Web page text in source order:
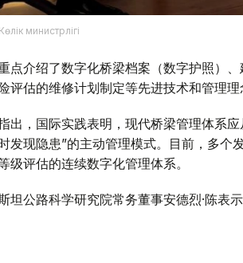
министрлігі
点介绍了数字化桥梁档案（数字护照）
评估的维修计划制定等先进技术和管理理
出，国际实践表明，现代桥梁管理体系
发现隐患”的主动管理模式。目前，多
级评估的连续数字化管理体系。
坦公路科学研究院常务董事安德烈·陈表